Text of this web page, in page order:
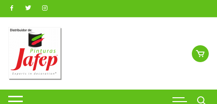
Saltar
al
contenido